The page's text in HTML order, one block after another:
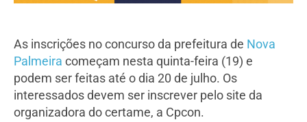
As inscrições no concurso da prefeitura de Nova
Palmeira começam nesta quinta-feira (19) e
podem ser feitas até o dia 20 de julho. Os
interessados devem ser inscrever pelo site da
organizadora do certame, a Cpcon.